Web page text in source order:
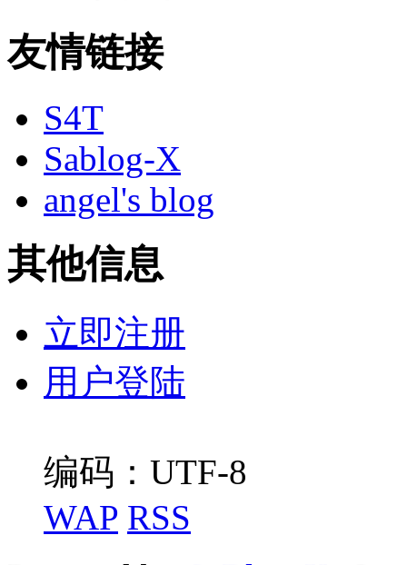
友情链接
S4T
Sablog-X
angel's blog
其他信息
立即注册
用户登陆
编码：UTF-8
WAP RSS